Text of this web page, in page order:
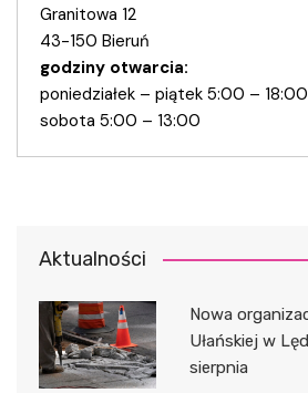
Granitowa 12
43-150 Bieruń
godziny otwarcia:
poniedziałek – piątek 5:00 – 18:00
sobota 5:00 – 13:00
Aktualności
Nowa
Ułańskiej w
sierpnia